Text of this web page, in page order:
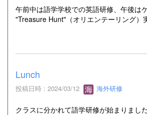
午前中は語学学校での英語研修、午後は
"Treasure Hunt"（オリエンテーリング）
Lunch
投稿日時 : 2024/03/12 海外研修
クラスに分かれて語学研修が始まりました